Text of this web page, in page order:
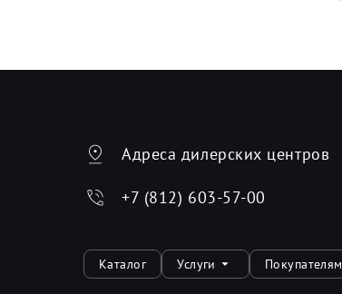
Адреса дилерских центров
+7 (812) 603-57-00
Каталог Услуги Покупателям